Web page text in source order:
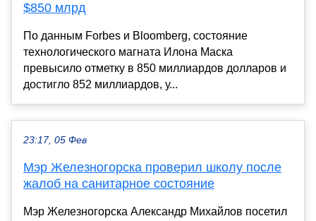
$850 млрд
По данным Forbes и Bloomberg, состояние
технологического магната Илона Маска
превысило отметку в 850 миллиардов долларов и
достигло 852 миллиардов, у...
23:17, 05 Фев
Мэр Железногорска проверил школу после
жалоб на санитарное состояние
Мэр Железногорска Александр Михайлов посетил